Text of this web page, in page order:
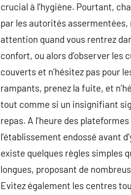
crucial à l’hygiène. Pourtant,
par les autorités
attention quand vous rentrez
confort, ou alors d’observer les
couverts et n’hésitez pas pour
rampants, prenez la fuite, et
tout comme si un insignifiant
repas. A l’heure des
l’établissement endossé avant
existe quelques règles simples
longues, proposant de
Evitez également les centres